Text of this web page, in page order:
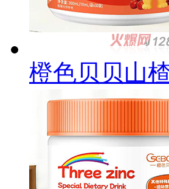
橙色贝贝山